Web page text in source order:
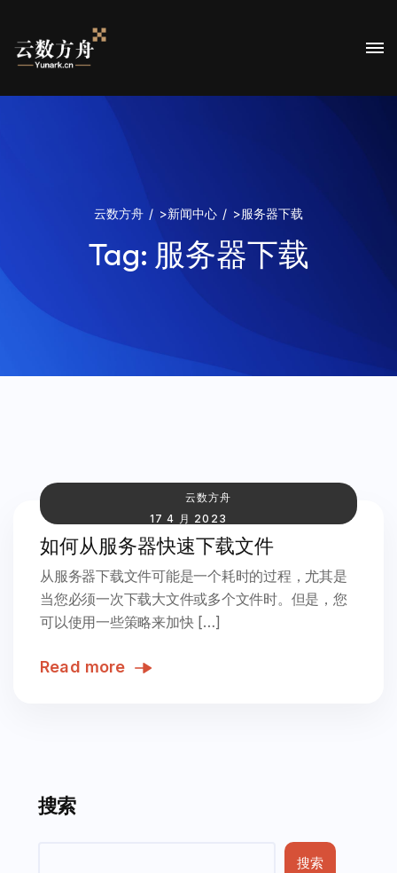
云数方舟 >新闻中心 >服务器下载
Tag: 服务器下载
云数方舟
17 4 月 2023
如何从服务器快速下载文件
从服务器下载文件可能是一个耗时的过程，尤其是
当您必须一次下载大文件或多个文件时。但是，您
可以使用一些策略来加快 […]
Read more
搜索
搜索